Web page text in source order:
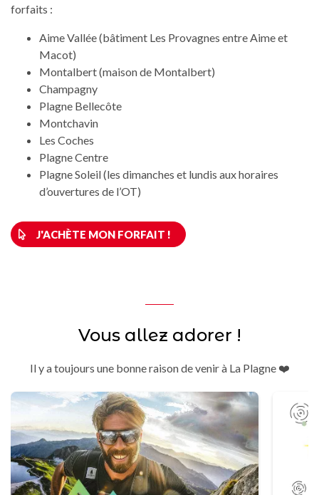
forfaits :
Aime Vallée (bâtiment Les Provagnes entre Aime et
Macot)
Montalbert (maison de Montalbert)
Champagny
Plagne Bellecôte
Montchavin
Les Coches
Plagne Centre
Plagne Soleil (les dimanches et lundis aux horaires
d’ouvertures de l’OT)
J'ACHÈTE MON FORFAIT !
Vous allez adorer !
Il y a toujours une bonne raison de venir à La Plagne ❤️